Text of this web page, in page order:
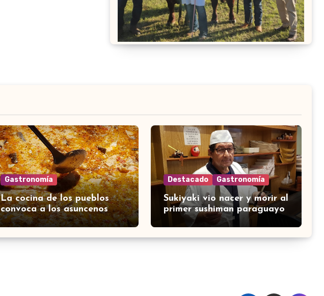
Gastronomía
La cocina de los pueblos
convoca a los asuncenos
Destacado Gastronomía
Sukiyaki vio nacer y morir al
primer sushiman paraguayo